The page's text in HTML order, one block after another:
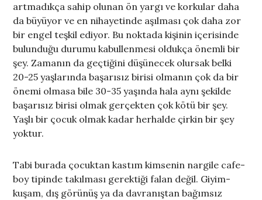
artmadıkça sahip olunan ön yargı ve korkular daha
da büyüyor ve en nihayetinde aşılması çok daha zor
bir engel teşkil ediyor. Bu noktada kişinin içerisinde
bulunduğu durumu kabullenmesi oldukça önemli bir
şey. Zamanın da geçtiğini düşünecek olursak belki
20-25 yaşlarında başarısız birisi olmanın çok da bir
önemi olmasa bile 30-35 yaşında hala aynı şekilde
başarısız birisi olmak gerçekten çok kötü bir şey.
Yaşlı bir çocuk olmak kadar herhalde çirkin bir şey
yoktur.
Tabi burada çocuktan kastım kimsenin nargile cafe-
boy tipinde takılması gerektiği falan değil. Giyim-
kuşam, dış görünüş ya da davranıştan bağımsız